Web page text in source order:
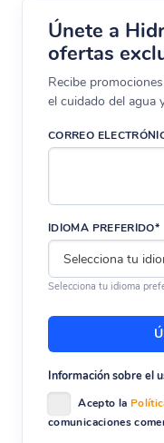
Únete a
ofertas
Recibe
el cuidado del agua
CORREO
IDIOMA PREFERIDO*
Selecciona tu idioma
Información sobre el
Acepto la
comunicaciones